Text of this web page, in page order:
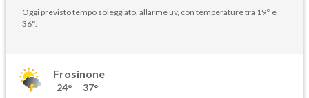
Oggi previsto tempo soleggiato, allarme uv, con temperature tra 19° e
36°.
Frosinone
24° 37°